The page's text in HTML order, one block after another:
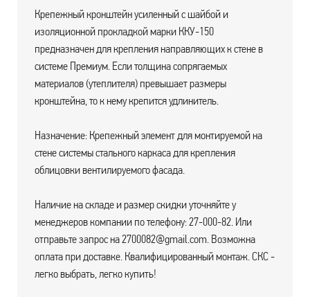
Крепежный кронштейн усиленный с шайбой и
изоляционной прокладкой марки ККУ-150
предназначен для крепления направляющих к стене в
системе Премиум. Если толщина сопрягаемых
материалов (утеплителя) превышает размеры
кронштейна, то к нему крепится удлинитель.
Назначение: Крепежный элемент для монтируемой на
стене системы стального каркаса для крепления
облицовки вентилируемого фасада.
Наличие на складе и размер скидки уточняйте у
менеджеров компании по телефону: 27-000-82. Или
отправьте запрос на 2700082@gmail.com. Возможна
оплата при доставке. Квалифицированный монтаж. СКС -
легко выбрать, легко купить!